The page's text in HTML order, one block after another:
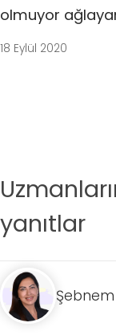
olmuyor
18 Eylül 2020
yanıtlar
Şebnem